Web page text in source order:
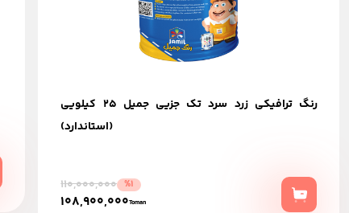
رنگ ترافیکی زرد سرد تک جزیی جميل 25 كيلويي
(استاندارد)
110,000,000 %1
108,900,000Toman